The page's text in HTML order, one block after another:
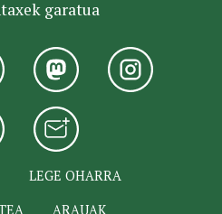
garatua
LEGE OHARRA
ARAUAK